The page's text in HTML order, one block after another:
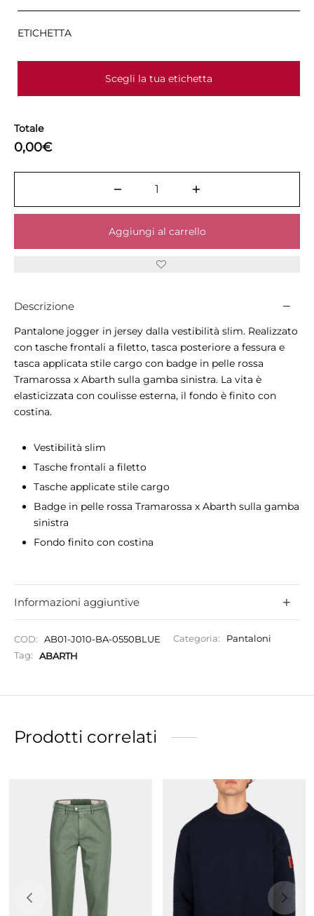
ETICHETTA
Scegli la tua etichetta
Totale
0,00€
Aggiungi al carrello
Descrizione
Pantalone jogger in jersey dalla vestibilità slim. Realizzato
con tasche frontali a filetto, tasca posteriore a fessura e
tasca applicata stile cargo con badge in pelle rossa
Tramarossa x Abarth sulla gamba sinistra. La vita è
elasticizzata con coulisse esterna, il fondo è finito con
costina.
Vestibilità slim
Tasche frontali a filetto
Tasche applicate stile cargo
Badge in pelle rossa Tramarossa x Abarth sulla gamba
sinistra
Fondo finito con costina
Informazioni aggiuntive
COD: AB01-J010-BA-0550BLUE Categoria:
Pantaloni
Tag:
ABARTH
Prodotti correlati